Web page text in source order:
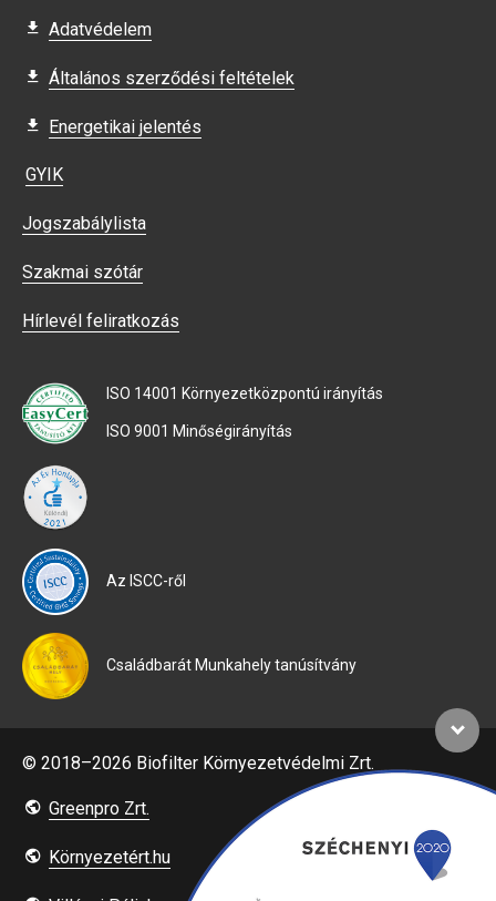
Adatvédelem
Általános szerződési feltételek
Energetikai jelentés
GYIK
Jogszabálylista
Szakmai szótár
Hírlevél feliratkozás
ISO 14001 Környezetközpontú irányítás
ISO 9001 Minőségirányítás
Az ISCC-ről
Családbarát Munkahely tanúsítvány
© 2018–2026 Biofilter Környezetvédelmi Zrt.
Greenpro Zrt.
Környezetért.hu